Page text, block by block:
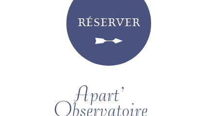
RÉSERVER